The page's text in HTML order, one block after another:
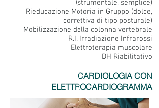
(strumentale, semplice)
Rieducazione Motoria in Gruppo (dolce,
correttiva di tipo posturale)
Mobilizzazione della colonna vertebrale
R.I. Irradiazione Infrarossi
Elettroterapia muscolare
DH Riabilitativo
CARDIOLOGIA CON
ELETTROCARDIOGRAMMA